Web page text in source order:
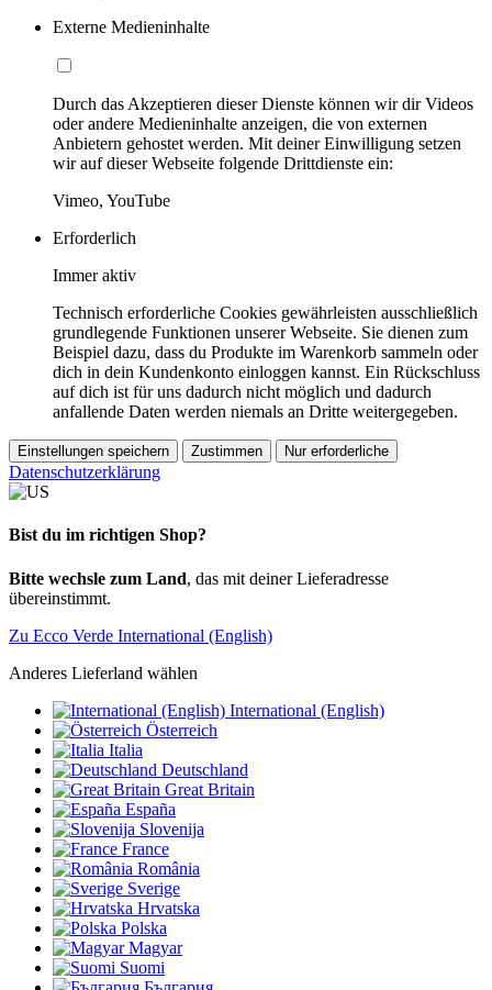
Externe Medieninhalte
Durch das Akzeptieren dieser Dienste können wir dir Videos
oder andere Medieninhalte anzeigen, die von externen
Anbietern gehostet werden. Mit deiner Einwilligung setzen
wir auf dieser Webseite folgende Drittdienste ein:
Vimeo, YouTube
Erforderlich
Immer aktiv
Technisch erforderliche Cookies gewährleisten ausschließlich
grundlegende Funktionen unserer Webseite. Sie dienen zum
Beispiel dazu, dass du Produkte im Warenkorb sammeln oder
dich in dein Kundenkonto einloggen kannst. Ein Rückschluss
auf dich ist für uns dadurch nicht möglich und dadurch
anfallende Daten werden niemals an Dritte weitergegeben.
Einstellungen speichern Zustimmen Nur erforderliche
Datenschutzerklärung
Bist du im richtigen Shop?
Bitte wechsle zum Land, das mit deiner Lieferadresse
übereinstimmt.
Zu Ecco Verde International (English)
Anderes Lieferland wählen
International (English)
Österreich
Italia
Deutschland
Great Britain
España
Slovenija
France
România
Sverige
Hrvatska
Polska
Magyar
Suomi